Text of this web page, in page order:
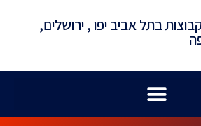
בתל אביב יפו , ירושלים,